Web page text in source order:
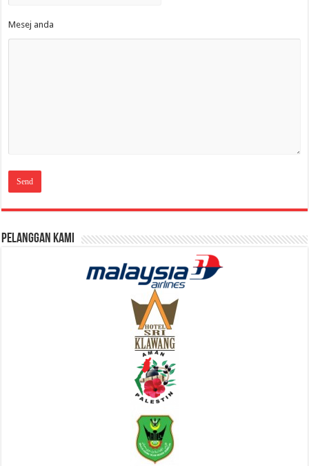
Mesej anda
Pelanggan Kami